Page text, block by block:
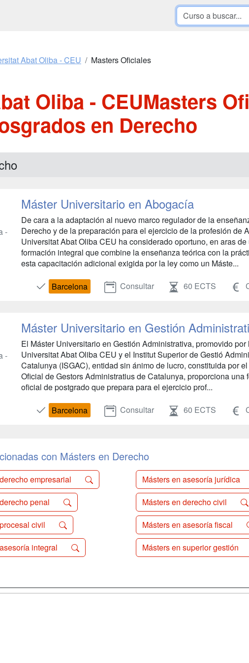
Abat Oliba - CEU Masters Oficiales
Oliba - CEUMasters
en Derecho
-
Máster Universitario en Abogacía
De cara a la adaptación al nuevo marco regulador de la
Derecho y de la preparación para el ejercicio de la profesión de
Universitat Abat Oliba CEU ha considerado oportuno, en aras de
formación integral que combine la enseñanza teórica con la
esta capacitación adicional exigida por la ley como un Máste...
Barcelona Consultar 60 ECTS
-
Máster Universitario en Gestión
El Máster Universitario en Gestión Administrativa, promovido por
Universitat Abat Oliba CEU y el Institut Superior de Gestió
Catalunya (ISGAC), entidad sin ánimo de lucro, constituida por el
Oficial de Gestors Administratius de Catalunya, proporciona una
oficial de postgrado que prepara para el ejercicio prof...
Barcelona Consultar 60 ECTS
con Másters en Derecho
empresarial
Másters en asesoría jurídica
penal
Másters en derecho civil
civil
Másters en asesoría fiscal
integral
Másters en superior gestión